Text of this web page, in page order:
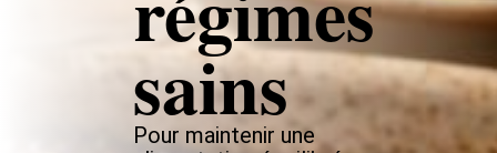
sains
Pour maintenir une